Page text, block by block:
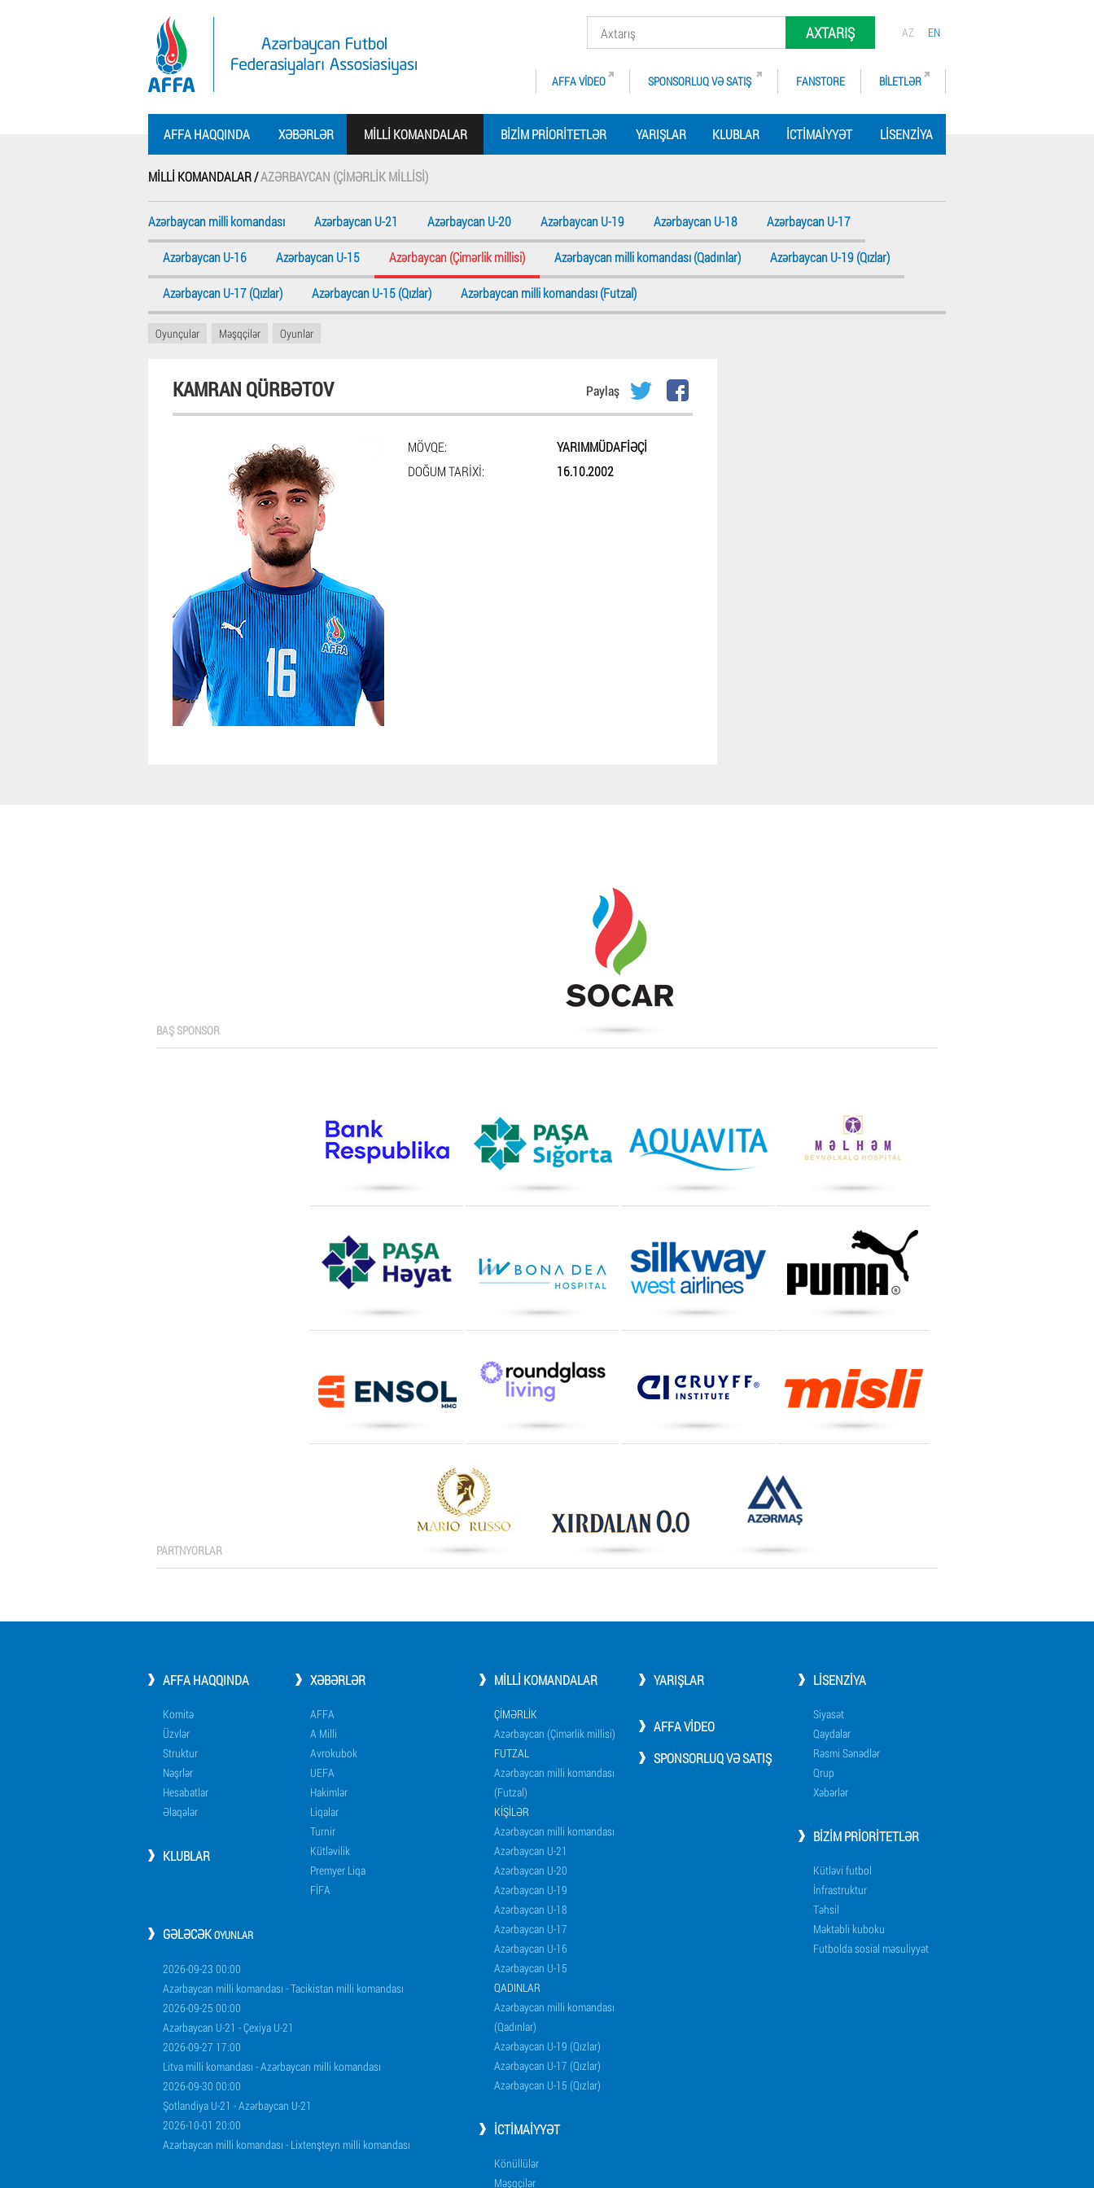
AZ EN
AXTARIŞ
AFFA VIDEO SPONSORLUQ VƏ SATIŞ FANSTORE BILETLƏR
AFFA HAQQINDA XƏBƏRLƏR MILLI KOMANDALAR BIZIM PRIORITETLƏR YARIŞLAR KLUBLAR İCTIMAIYYƏT LISENZIYA
MILLI KOMANDALAR /AZƏRBAYCAN (ÇIMƏRLIK MILLISI)
Azərbaycan milli komandası Azərbaycan U-21 Azərbaycan U-20 Azərbaycan U-19 Azərbaycan U-18 Azərbaycan U-17
Azərbaycan U-16 Azərbaycan U-15 Azərbaycan (Çimərlik millisi) Azərbaycan milli komandası (Qadınlar) Azərbaycan U-19 (Qızlar)
Azərbaycan U-17 (Qızlar) Azərbaycan U-15 (Qızlar) Azərbaycan milli komandası (Futzal)
Oyunçular Məşqçilər Oyunlar
KAMRAN QÜRBƏTOV Paylaş
MÖVQE:
YARIMMÜDAFIƏÇI
DOĞUM TARIXI:
16.10.2002
BAŞ SPONSOR
PARTNYORLAR
AFFA HAQQINDA
Komitə
Üzvlər
Struktur
Nəşrlər
Hesabatlar
Əlaqələr
KLUBLAR
XƏBƏRLƏR
AFFA
A Milli
Avrokubok
UEFA
Hakimlər
Liqalar
Turnir
Kütləvilik
Premyer Liqa
FİFA
GƏLƏCƏKOYUNLAR
2026-09-23 00:00
Azərbaycan milli komandası - Tacikistan milli komandası
2026-09-25 00:00
Azərbaycan U-21 - Çexiya U-21
2026-09-27 17:00
Litva milli komandası - Azərbaycan milli komandası
2026-09-30 00:00
Şotlandiya U-21 - Azərbaycan U-21
2026-10-01 20:00
Azərbaycan milli komandası - Lixtenşteyn milli komandası
MILLI KOMANDALAR
ÇIMƏRLIK
Azərbaycan (Çimərlik millisi)
FUTZAL
Azərbaycan milli komandası
(Futzal)
KIŞILƏR
Azərbaycan milli komandası
Azərbaycan U-21
Azərbaycan U-20
Azərbaycan U-19
Azərbaycan U-18
Azərbaycan U-17
Azərbaycan U-16
Azərbaycan U-15
QADINLAR
Azərbaycan milli komandası
(Qadınlar)
Azərbaycan U-19 (Qızlar)
Azərbaycan U-17 (Qızlar)
Azərbaycan U-15 (Qızlar)
İCTIMAIYYƏT
Könüllülər
Məşqçilər
YARIŞLAR
AFFA VIDEO
SPONSORLUQ VƏ SATIŞ
LISENZIYA
Siyasət
Qaydalar
Rəsmi Sənədlər
Qrup
Xəbərlər
BIZIM PRIORITETLƏR
Kütləvi futbol
İnfrastruktur
Təhsil
Məktəbli kuboku
Futbolda sosial məsuliyyət